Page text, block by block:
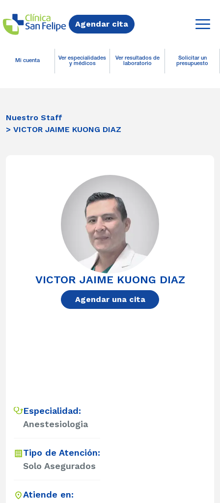
Agendar cita
Mi cuenta
Ver especialidades
y médicos
Ver resultados de
laboratorio
Solicitar un
presupuesto
Nuestro Staff
> VICTOR JAIME KUONG DIAZ
VICTOR JAIME KUONG DIAZ
Agendar una cita
Especialidad:
Anestesiologia
Tipo de Atención:
Solo Asegurados
Atiende en: